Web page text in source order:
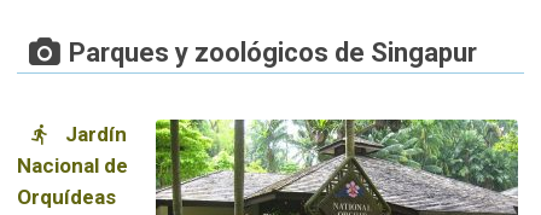
Parques y zoológicos de Singapur
Jardín
Nacional de
Orquídeas